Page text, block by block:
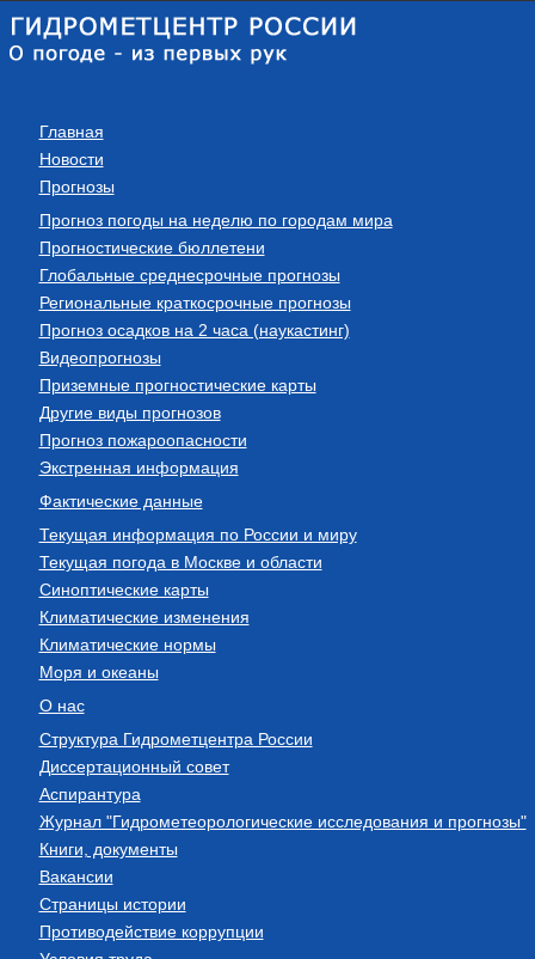
Главная
Новости
Прогнозы
Прогноз погоды на неделю по городам мира
Прогностические бюллетени
Глобальные среднесрочные прогнозы
Региональные краткосрочные прогнозы
Прогноз осадков на 2 часа (наукастинг)
Видеопрогнозы
Приземные прогностические карты
Другие виды прогнозов
Прогноз пожароопасности
Экстренная информация
Фактические данные
Текущая информация по России и миру
Текущая погода в Москве и области
Синоптические карты
Климатические изменения
Климатические нормы
Моря и океаны
О нас
Структура Гидрометцентра России
Диссертационный совет
Аспирантура
Журнал "Гидрометеорологические исследования и прогнозы"
Книги, документы
Вакансии
Страницы истории
Противодействие коррупции